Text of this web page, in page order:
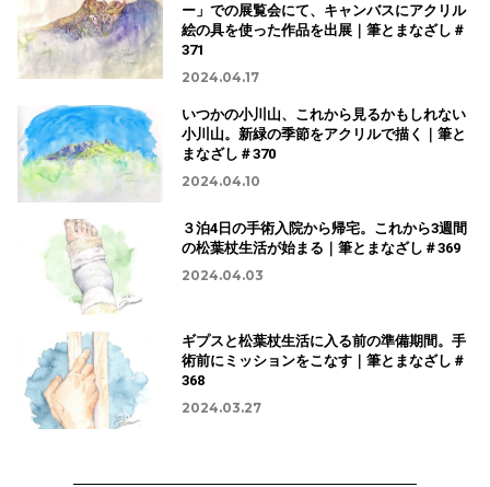
ー」での展覧会にて、キャンバスにアクリル
絵の具を使った作品を出展｜筆とまなざし＃
371
2024.04.17
いつかの小川山、これから見るかもしれない
小川山。新緑の季節をアクリルで描く｜筆と
まなざし＃370
2024.04.10
３泊4日の手術入院から帰宅。これから3週間
の松葉杖生活が始まる｜筆とまなざし＃369
2024.04.03
ギプスと松葉杖生活に入る前の準備期間。手
術前にミッションをこなす｜筆とまなざし＃
368
2024.03.27